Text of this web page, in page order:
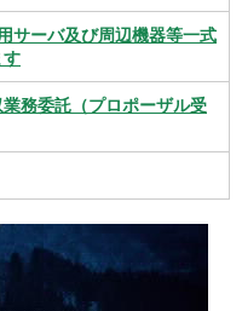
サーバ及び周辺機器等一式
す
務委託（プロポーザル受